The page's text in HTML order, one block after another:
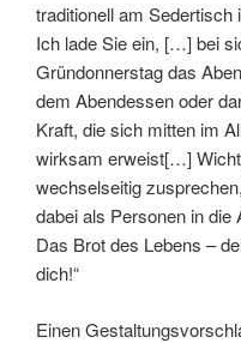
traditionell am Sedertisch
Ich lade Sie ein, […] bei
Gründonnerstag das
dem Abendessen oder
Kraft, die sich mitten im
wirksam erweist[…]
wechselseitig
dabei als Personen in die
Das Brot des Lebens –
dich!“
Einen